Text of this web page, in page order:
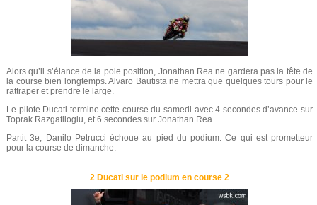
Alors qu’il s’élance de la pole position, Jonathan Rea ne gardera pas la tête de
la course bien longtemps. Alvaro Bautista ne mettra que quelques tours pour le
rattraper et prendre le large.
Le pilote Ducati termine cette course du samedi avec 4 secondes d’avance sur
Toprak Razgatlioglu, et 6 secondes sur Jonathan Rea.
Partit 3e, Danilo Petrucci échoue au pied du podium. Ce qui est prometteur
pour la course de dimanche.
2 Ducati sur le podium en course 2